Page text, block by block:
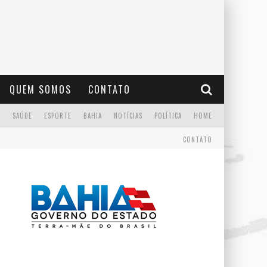
QUEM SOMOS CONTATO
HOME
POLÍTICA
NOTÍCIAS
BAHIA
ESPORTE
SAÚDE
CONTATO